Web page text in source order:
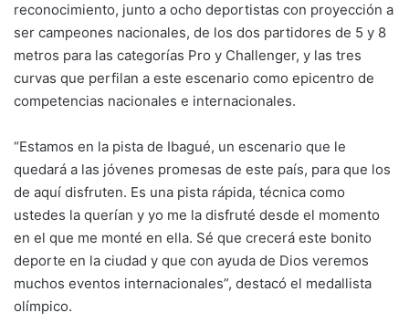
reconocimiento, junto a ocho deportistas con proyección a
ser campeones nacionales, de los dos partidores de 5 y 8
metros para las categorías Pro y Challenger, y las tres
curvas que perfilan a este escenario como epicentro de
competencias nacionales e internacionales.
“Estamos en la pista de Ibagué, un escenario que le
quedará a las jóvenes promesas de este país, para que los
de aquí disfruten. Es una pista rápida, técnica como
ustedes la querían y yo me la disfruté desde el momento
en el que me monté en ella. Sé que crecerá este bonito
deporte en la ciudad y que con ayuda de Dios veremos
muchos eventos internacionales”, destacó el medallista
olímpico.